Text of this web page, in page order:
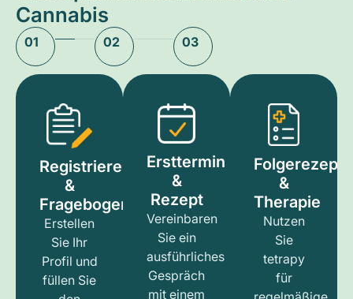
Cannabis
01 02 03
Registrieren
&
Fragebogen
Erstellen
Sie Ihr
Profil und
füllen Sie
Ersttermin
&
Rezept
Vereinbaren
Sie ein
ausführliches
Gespräch
mit einem
Folgerezept
&
Therapie
Nutzen
Sie
tetrapy
für